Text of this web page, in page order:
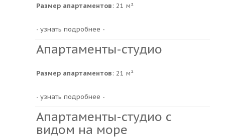
Размер апартаментов: 21 м²
- узнать подробнее -
Апартаменты-студио
Размер апартаментов: 21 м²
- узнать подробнее -
Апартаменты-студио с
видом на море